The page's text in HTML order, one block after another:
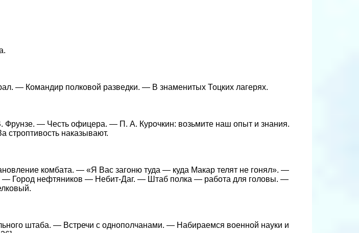
— Командир полковой разведки. — В знаменитых Тоцких лагерях.
Фрунзе. — Честь офицера. — П. А. Курочкин: возьмите наш опыт и знания.
наказывают.
комбата. — «Я Вас загоню туда — куда Макар телят не гонял». —
Город нефтяников — Небит-Даг. — Штаб полка — работа для головы. —
штаба. — Встречи с однополчанами. — Набираемся военной науки и